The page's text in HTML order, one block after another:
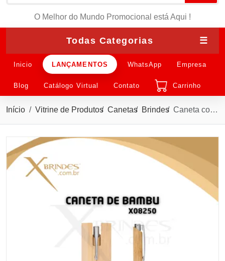
O Melhor do Mundo Promocional está Aqui !
Todas Categorias ☰
Inicio LANÇAMENTOS WhatsApp Empresa
Blog Catálogo Virtual Contato Carrinho
Início Vitrine de Produtos Canetas Brindes Caneta corpo em Bambu com Clipe Metálico com acionamento por clique X08250